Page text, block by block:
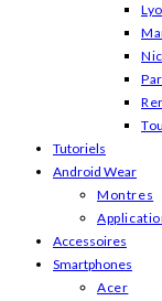
Tutoriels
Android Wear
Montres
Accessoires
Smartphones
Acer